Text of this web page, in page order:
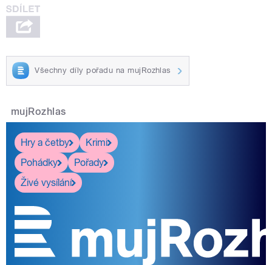
Všechny díly pořadu na mujRozhlas
mujRozhlas
Hry a četby
Krimi
Pohádky
Pořady
Živé vysílání